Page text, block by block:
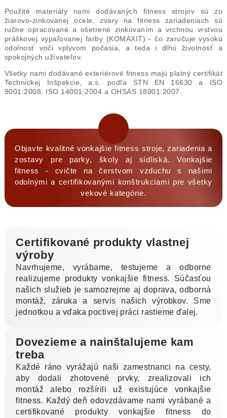
Použité materiály nami dodávaných fitness strojov sú zo
žiarovo-zinkovanej ocele, zvary na fitness zariadeniach sú
ručne opracované a ošetrené zinkovaním a vrchnou vrstvou
práškovej vypaľovanej farby (KOMAXIT) - čo zaručuje vysokú
odolnosť voči vplyvom počasia, a teda i dlhú životnosť a
spokojných užívateľov.
Všetky nami dodávané exteriérové fitness majú platný certifikát
Technickej Inšpekcie, a.s. podľa STN EN 16630 a ISO
9001:2008, ISO 14001:2004 a OHSAS 18001:2007.
Objavte kvalitné vonkajšie fitness stroje, zariadenia a
zostavy pre parky, školy aj sídliská. Vonkajšie
fitness - cvičte na čerstvom vzduchu s našimi
odolnými a certifikovanými konštrukciami pre všetky
vekové kategórie.
Certifikované produkty vlastnej
výroby
Navrhujeme, vyrábame, testujeme a odborne
realizujeme produkty vonkajšie fitness. Súčasťou
našich služieb je samozrejme aj doprava, odborná
montáž, záruka a servis našich výrobkov. Sme
jednotkou a vďaka poctivej práci rastieme ďalej.
Dovezieme a nainštalujeme kam
treba
Každé ráno vyrážajú naši zamestnanci na cesty,
aby dodali zhotovené prvky, zrealizovali ich
montáž alebo rozšírili už existujúce vonkajšie
fitness. Každý deň odovzdávame nami vyrábané a
certifikované produkty vonkajšie fitness do